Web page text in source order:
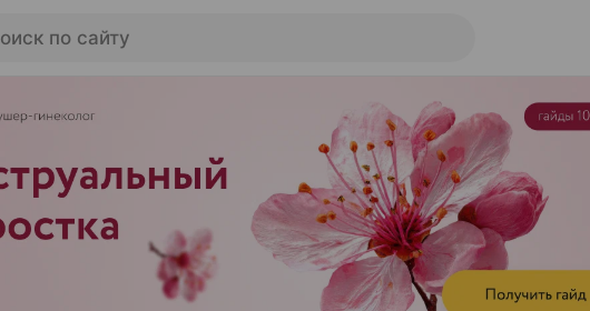
по сайту
ЭФФЕКТИВНАЯ РЕКЛАМА НА САЙТЕ